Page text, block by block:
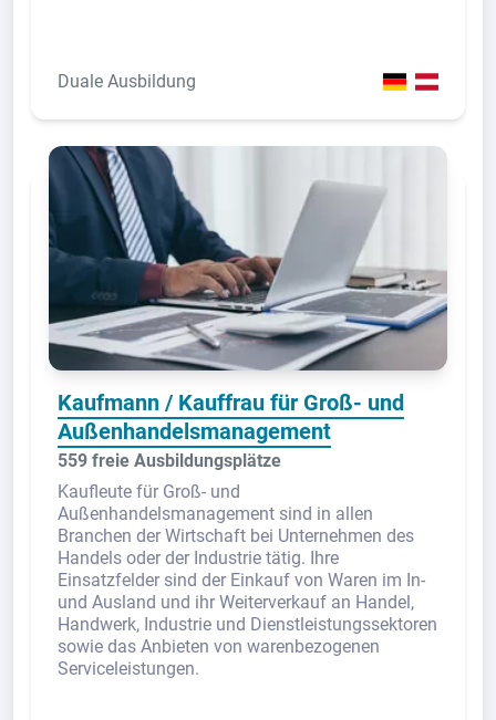
Duale Ausbildung
Kaufmann / Kauffrau für Groß- und
Außenhandelsmanagement
559 freie Ausbildungsplätze
Kaufleute für Groß- und
Außenhandelsmanagement sind in allen
Branchen der Wirtschaft bei Unternehmen des
Handels oder der Industrie tätig. Ihre
Einsatzfelder sind der Einkauf von Waren im In-
und Ausland und ihr Weiterverkauf an Handel,
Handwerk, Industrie und Dienstleistungssektoren
sowie das Anbieten von warenbezogenen
Serviceleistungen.